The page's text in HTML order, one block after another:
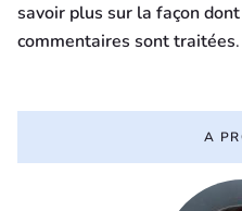
savoir plus sur la façon
commentaires sont traitées.
A